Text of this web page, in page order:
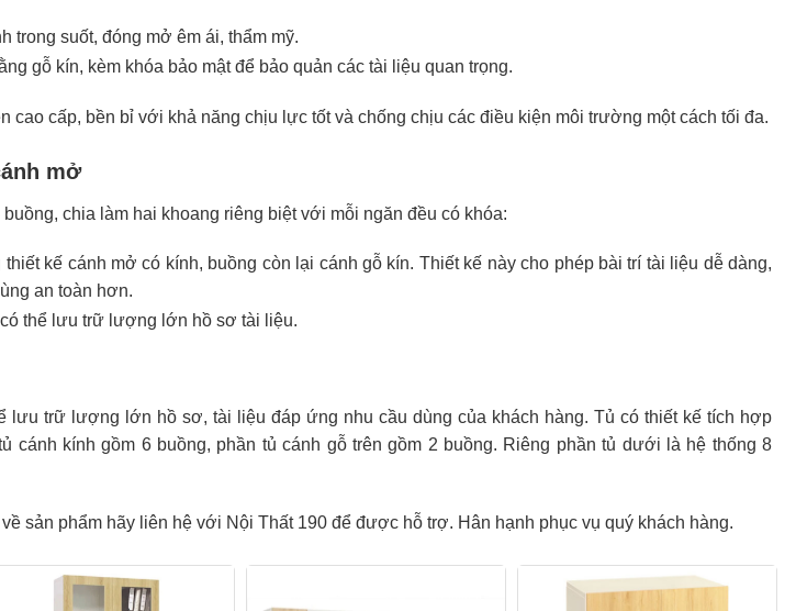
trong suốt, đóng mở êm ái, thẩm mỹ.
gỗ kín, kèm khóa bảo mật để bảo quản các tài liệu quan trọng.
cao cấp, bền bỉ với khả năng chịu lực tốt và chống chịu các điều kiện môi trường một cách tối đa.
mở
chia làm hai khoang riêng biệt với mỗi ngăn đều có khóa:
kế cánh mở có kính, buồng còn lại cánh gỗ kín. Thiết kế này cho phép bài trí tài liệu dễ dàng,
an toàn hơn.
thể lưu trữ lượng lớn hồ sơ tài liệu.
lưu trữ lượng lớn hồ sơ, tài liệu đáp ứng nhu cầu dùng của khách hàng. Tủ có thiết kế tích hợp
cánh kính gồm 6 buồng, phần tủ cánh gỗ trên gồm 2 buồng. Riêng phần tủ dưới là hệ thống 8
sản phẩm hãy liên hệ với Nội Thất 190 để được hỗ trợ. Hân hạnh phục vụ quý khách hàng.